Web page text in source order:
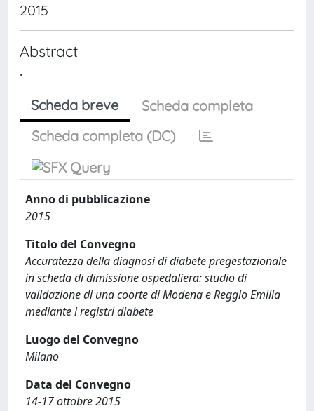
2015
Abstract
.
Scheda breve
Scheda completa
Scheda completa (DC)
Anno di pubblicazione
2015
Titolo del Convegno
Accuratezza della diagnosi di diabete pregestazionale
in scheda di dimissione ospedaliera: studio di
validazione di una coorte di Modena e Reggio Emilia
mediante i registri diabete
Luogo del Convegno
Milano
Data del Convegno
14-17 ottobre 2015